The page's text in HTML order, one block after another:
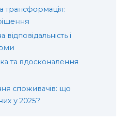
трансформація:
відповідальність і
та вдосконалення
споживачів: що
у 2025?